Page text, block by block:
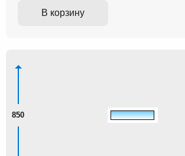
В корзину
850